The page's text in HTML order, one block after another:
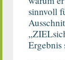
sinnvoll
Ergebnis